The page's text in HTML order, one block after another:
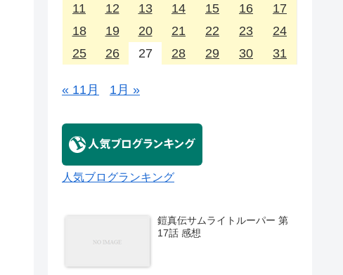
11
12 13 14 15 16
17
18
19 20 21 22 23
24
25
26 27 28 29 30 31
« 11月 1月 »
人気ブログランキング
鎧真伝サムライトルーパー 第
17話 感想